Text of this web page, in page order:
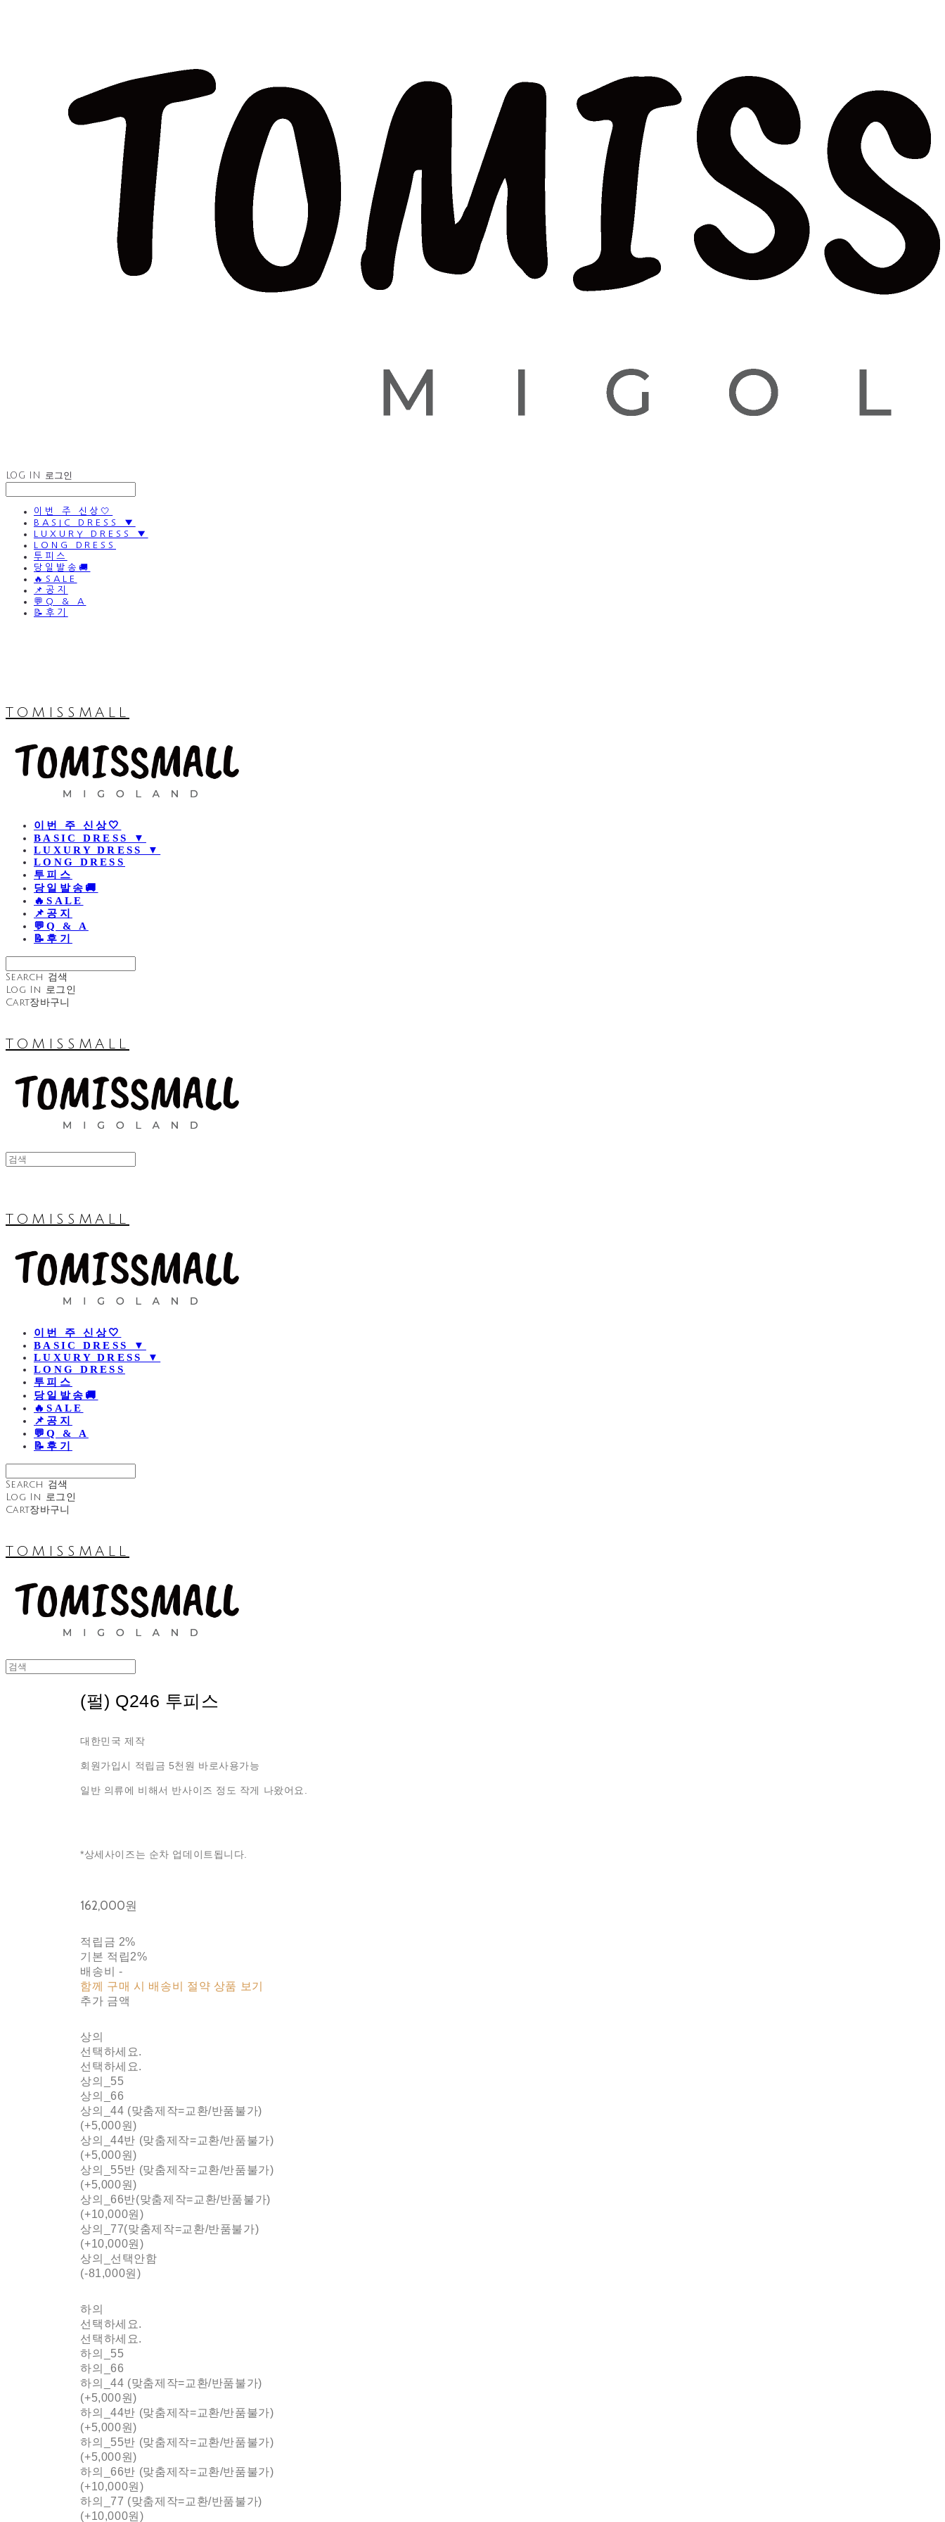
LOG IN 로그인
이번 주 신상🤍
BASIC DRESS ▼
LUXURY DRESS ▼
LONG DRESS
투피스
당일발송🚚
🔥SALE
📌공지
💬Q & A
📝후기
TOMISSMALL
이번 주 신상🤍
BASIC DRESS ▼
LUXURY DRESS ▼
LONG DRESS
투피스
당일발송🚚
🔥SALE
📌공지
💬Q & A
📝후기
Search 검색
Log In 로그인
Cart장바구니
TOMISSMALL
TOMISSMALL
이번 주 신상🤍
BASIC DRESS ▼
LUXURY DRESS ▼
LONG DRESS
투피스
당일발송🚚
🔥SALE
📌공지
💬Q & A
📝후기
Search 검색
Log In
로그인
Cart장바구니
TOMISSMALL
(펄) Q246 투피스
대한민국 제작
회원가입시 적립금 5천원 바로사용가능
일반 의류에 비해서 반사이즈 정도 작게 나왔어요.
*상세사이즈는 순차 업데이트됩니다.
162,000원
적립금 2%
기본 적립2%
배송비 -
함께 구매 시 배송비 절약 상품 보기
추가 금액
상의
선택하세요.
선택하세요.
상의_55
상의_66
상의_44 (맞춤제작=교환/반품불가)
(+5,000원)
상의_44반 (맞춤제작=교환/반품불가)
(+5,000원)
상의_55반 (맞춤제작=교환/반품불가)
(+5,000원)
상의_66반(맞춤제작=교환/반품불가)
(+10,000원)
상의_77(맞춤제작=교환/반품불가)
(+10,000원)
상의_선택안함
(-81,000원)
하의
선택하세요.
선택하세요.
하의_55
하의_66
하의_44 (맞춤제작=교환/반품불가)
(+5,000원)
하의_44반 (맞춤제작=교환/반품불가)
(+5,000원)
하의_55반 (맞춤제작=교환/반품불가)
(+5,000원)
하의_66반 (맞춤제작=교환/반품불가)
(+10,000원)
하의_77 (맞춤제작=교환/반품불가)
(+10,000원)